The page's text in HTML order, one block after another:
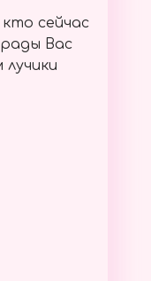
сейчас
Вас